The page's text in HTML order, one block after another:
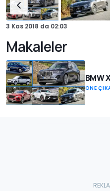
3 Kas 2018 da 02:03
Makaleler
BMW
ÖNE